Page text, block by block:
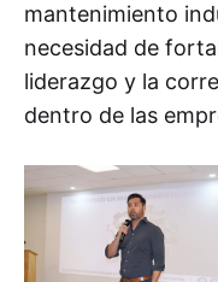
mantenimiento
necesidad de
liderazgo y la
dentro de las